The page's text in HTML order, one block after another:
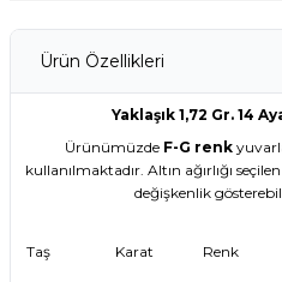
Ürün Özellikleri
Yaklaşık 1,72 Gr. 14
Ürünümüzde F-G renk
kullanılmaktadır. Altın ağırlığı seçilen
değişkenlik
Taş Karat Renk